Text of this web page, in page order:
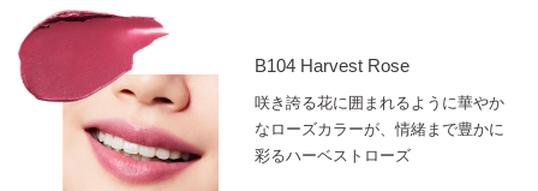
B104 Harvest Rose
咲き誇る花に囲まれるように華やか
なローズカラーが、情緒まで豊かに
彩るハーベストローズ